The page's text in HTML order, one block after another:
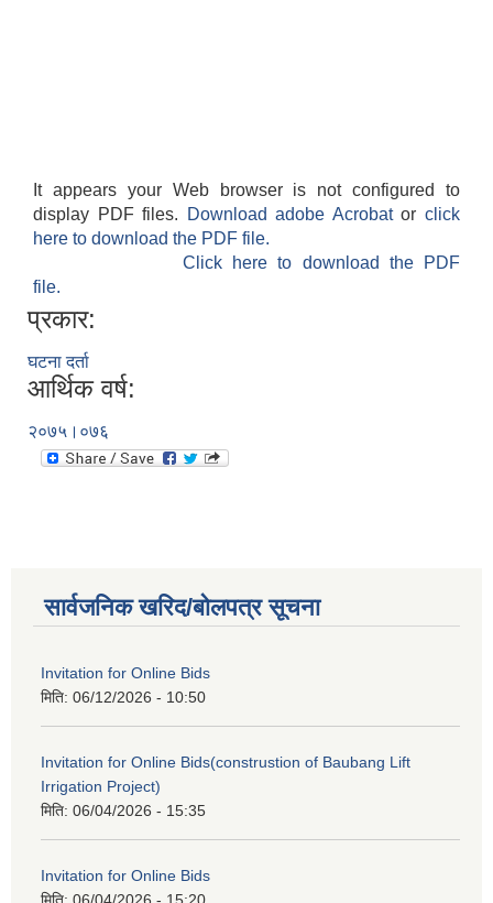
It appears your Web browser is not configured to
display PDF files.
Download adobe Acrobatorclick
here to download the PDF file.
Click here to download the PDF
file.
प्रकार:
घटना दर्ता
आर्थिक वर्ष:
२०७५।०७६
सार्वजनिक खरिद/बोलपत्र सूचना
Invitation for Online Bids
मिति: 06/12/2026 - 10:50
Invitation for Online Bids(construstion of Baubang Lift
Irrigation Project)
मिति: 06/04/2026 - 15:35
Invitation for Online Bids